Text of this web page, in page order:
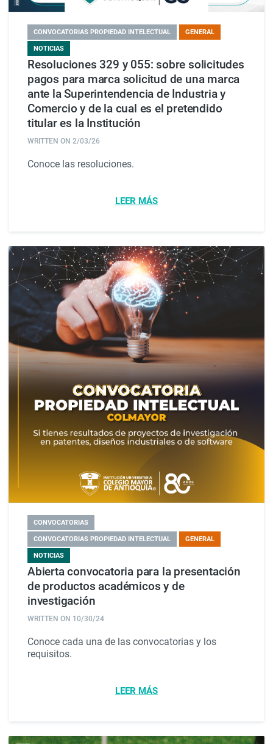
CONVOCATORIAS PROPIEDAD INTELECTUAL GENERAL
NOTICIAS
Resoluciones 329 y 055: sobre solicitudes
pagos para marca solicitud de una marca
ante la Superintendencia de Industria y
Comercio y de la cual es el pretendido
titular es la Institución
WRITTEN ON 2/03/26
Conoce las resoluciones.
LEER MÁS
CONVOCATORIAS
CONVOCATORIAS PROPIEDAD INTELECTUAL GENERAL
NOTICIAS
Abierta convocatoria para la presentación
de productos académicos y de
investigación
WRITTEN ON 10/30/24
Conoce cada una de las convocatorias y los
requisitos.
LEER MÁS